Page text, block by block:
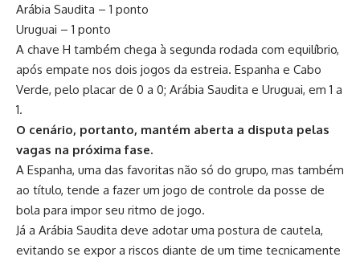
Arábia Saudita – 1 ponto
Uruguai – 1 ponto
A chave H também chega à segunda rodada com equilíbrio,
após empate nos dois jogos da estreia. Espanha e Cabo
Verde, pelo placar de 0 a 0; Arábia Saudita e Uruguai, em 1 a
1.
O cenário, portanto, mantém aberta a disputa pelas
vagas na próxima fase.
A Espanha, uma das favoritas não só do grupo, mas também
ao título, tende a fazer um jogo de controle da posse de
bola para impor seu ritmo de jogo.
Já a Arábia Saudita deve adotar uma postura de cautela,
evitando se expor a riscos diante de um time tecnicamente